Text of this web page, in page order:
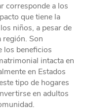
corresponde a los
que tiene la
niños, a pesar de
región. Son
los beneficios
intacta en
en Estados
tipo de hogares
en adultos